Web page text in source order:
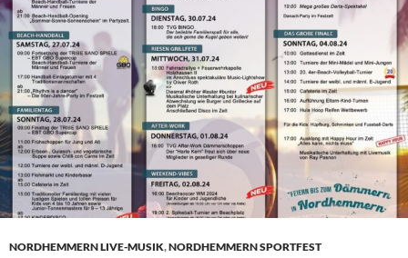
NORDHEMMERN LIVE-MUSIK,NORDHEMMERN SPORTFEST